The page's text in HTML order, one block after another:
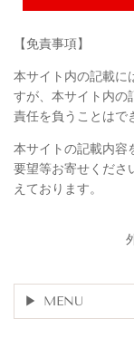
【免責事項】
本サイト内の記載に
すが、本サイト内の
責任を負うことはで
本サイトの記載内容
要望等お寄せくださ
えております。
MENU